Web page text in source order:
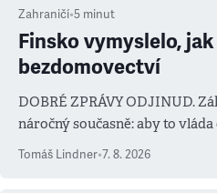
Zahraničí•5 minut
Finsko vymyslelo,
bezdomovectví
DOBRÉ ZPRÁVY ODJINUD.
náročný současně: aby to
prioritu
Tomáš Lindner•7. 8. 2026